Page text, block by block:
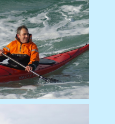
Ardouin